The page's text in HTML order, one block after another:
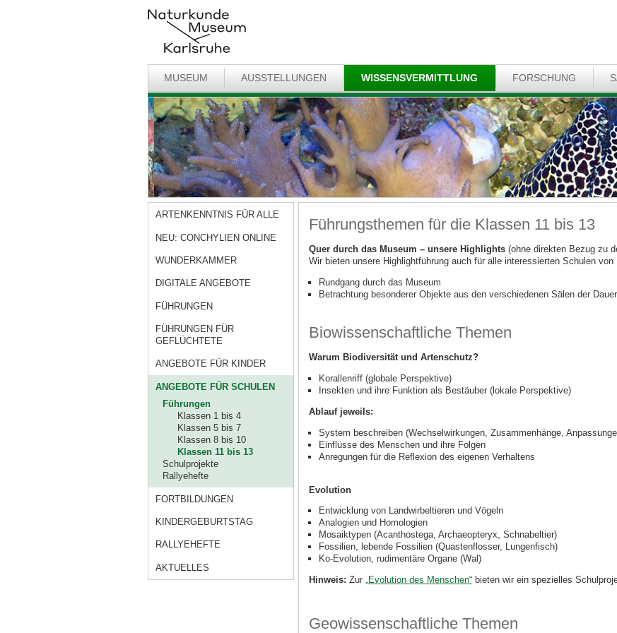
MUSEUM AUSSTELLUNGEN WISSENSVERMITTLUNG FORSCHUNG
ARTENKENNTNIS FÜR ALLE
NEU: CONCHYLIEN ONLINE
WUNDERKAMMER
DIGITALE ANGEBOTE
FÜHRUNGEN
FÜHRUNGEN FÜR
GEFLÜCHTETE
ANGEBOTE FÜR KINDER
ANGEBOTE FÜR SCHULEN
Führungen
Klassen 1 bis 4
Klassen 5 bis 7
Klassen 8 bis 10
Klassen 11 bis 13
Schulprojekte
Rallyehefte
FORTBILDUNGEN
KINDERGEBURTSTAG
RALLYEHEFTE
AKTUELLES
Führungsthemen für die Klassen 11 bis 13
Quer durch das Museum – unsere Highlights (ohne direkten Bezug zu
Wir bieten unsere Highlightführung auch für alle interessierten Schulen
Rundgang durch das Museum
Betrachtung besonderer Objekte aus den verschiedenen Sälen der
Biowissenschaftliche Themen
Warum Biodiversität und Artenschutz?
Korallenriff (globale Perspektive)
Insekten und ihre Funktion als Bestäuber (lokale Perspektive)
Ablauf jeweils:
System beschreiben (Wechselwirkungen, Zusammenhänge,
Einflüsse des Menschen und ihre Folgen
Anregungen für die Reflexion des eigenen Verhaltens
Evolution
Entwicklung von Landwirbeltieren und Vögeln
Analogien und Homologien
Mosaiktypen (Acanthostega, Archaeopteryx, Schnabeltier)
Fossilien, lebende Fossilien (Quastenflosser, Lungenfisch)
Ko-Evolution, rudimentäre Organe (Wal)
Hinweis: Zur „Evolution des Menschen“bieten wir ein spezielles
Geowissenschaftliche Themen